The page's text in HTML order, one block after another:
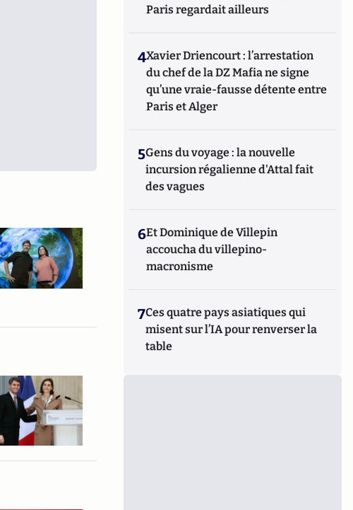
Paris regardait ailleurs
4Xavier Driencourt : l’arrestation
du chef de la DZ Mafia ne signe
qu’une vraie-fausse détente entre
Paris et Alger
5Gens du voyage : la nouvelle
incursion régalienne d'Attal fait
des vagues
6Et Dominique de Villepin
accoucha du villepino-
macronisme
7Ces quatre pays asiatiques qui
misent sur l’IA pour renverser la
table